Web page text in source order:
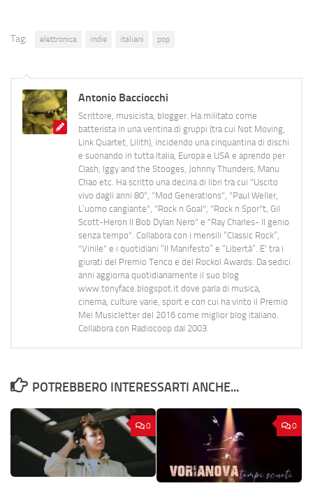
Tag: elettronica indie italiani pop
Antonio Bacciocchi
Scrittore, musicista, blogger. Ha militato come
batterista in una ventina di gruppi (tra cui Not Moving,
Link Quartet, Lilith), incidendo una cinquantina di dischi
e suonando in tutta Italia, Europa e USA e aprendo per
Clash, Iggy and the Stooges, Johnny Thunders, Manu
Chao etc. Ha scritto una decina di libri tra cui "Uscito
vivo dagli anni 80", "Mod Generations", "Paul Weller,
L’uomo cangiante", "Rock n Goal", "Rock n Spor"t, Gil
Scott-Heron Il Bob Dylan Nero" e "Ray Charles- Il genio
senza tempo". Collabora con i mensili “Classic Rock”,
"Vinile" e i quotidiani “Il Manifesto” e “Libertà”. E' tra i
giurati del Premio Tenco e del Rockol Awards. Da sedici
anni aggiorna quotidianamente il suo blog
www.tonyface.blogspot.it dove parla di musica,
cinema, culture varie, sport e con cui ha vinto il Premio
Mei Musicletter del 2016 come miglior blog italiano.
Collabora con Radiocoop dal 2003.
POTREBBERO INTERESSARTI ANCHE...
0 0